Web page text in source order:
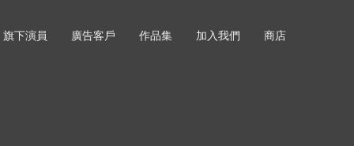
旗下演員 廣告客戶 作品集 加入我們 商店